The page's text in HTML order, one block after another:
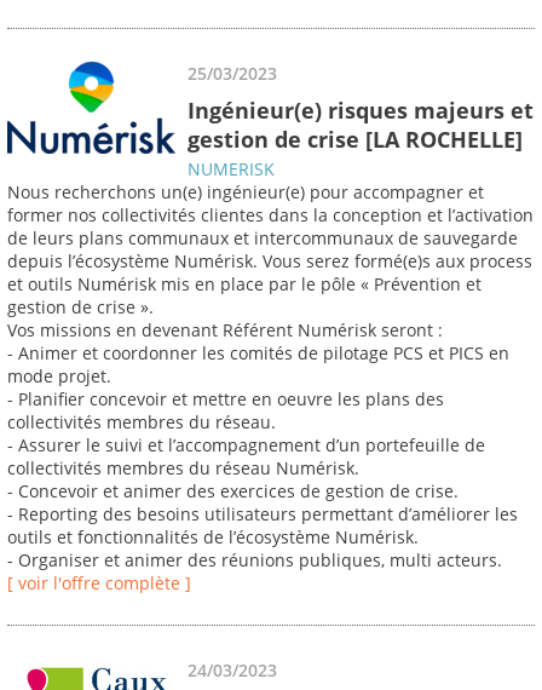
25/03/2023
Ingénieur(e) risques majeurs et
gestion de crise [LA ROCHELLE]
NUMERISK
Nous recherchons un(e) ingénieur(e) pour accompagner et
former nos collectivités clientes dans la conception et l’activation
de leurs plans communaux et intercommunaux de sauvegarde
depuis l’écosystème Numérisk. Vous serez formé(e)s aux process
et outils Numérisk mis en place par le pôle « Prévention et
gestion de crise ».
Vos missions en devenant Référent Numérisk seront :
- Animer et coordonner les comités de pilotage PCS et PICS en
mode projet.
- Planifier concevoir et mettre en oeuvre les plans des
collectivités membres du réseau.
- Assurer le suivi et l’accompagnement d’un portefeuille de
collectivités membres du réseau Numérisk.
- Concevoir et animer des exercices de gestion de crise.
- Reporting des besoins utilisateurs permettant d’améliorer les
outils et fonctionnalités de l’écosystème Numérisk.
- Organiser et animer des réunions publiques, multi acteurs.
[ voir l'offre complète ]
24/03/2023